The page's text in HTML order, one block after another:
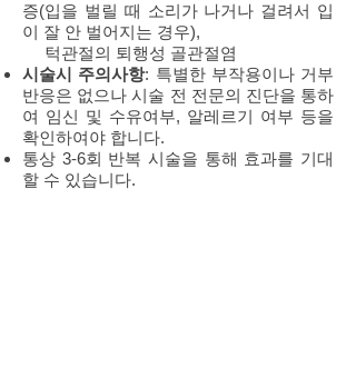
증(입을 벌릴 때 소리가 나거나 걸려서 입
이 잘 안 벌어지는 경우),
턱관절의 퇴행성 골관절염
시술시 주의사항: 특별한 부작용이나 거부
반응은 없으나 시술 전 전문의 진단을 통하
여 임신 및 수유여부, 알레르기 여부 등을
확인하여야 합니다.
통상 3-6회 반복 시술을 통해 효과를 기대
할 수 있습니다.